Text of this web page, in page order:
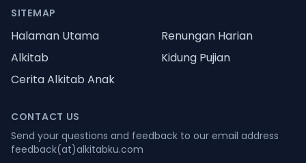
SITEMAP
Halaman Utama
Renungan Harian
Alkitab
Kidung Pujian
Cerita Alkitab Anak
CONTACT US
Send your questions and feedback to our email address
feedback(at)alkitabku.com